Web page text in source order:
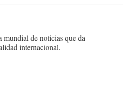
mundial de noticias que da
internacional.